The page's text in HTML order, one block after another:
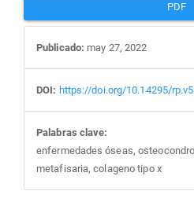
PDF
Publicado: may 27, 2022
DOI: https://doi.org/10.14295/
Palabras clave:
enfermedades óseas,
metafisaria, colageno tipo x